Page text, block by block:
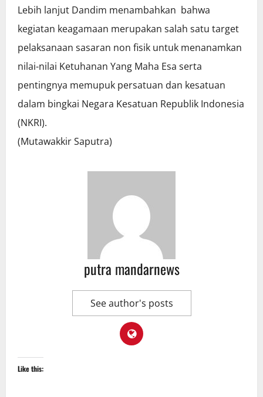
Lebih lanjut Dandim menambahkan bahwa
kegiatan keagamaan merupakan salah satu target
pelaksanaan sasaran non fisik untuk menanamkan
nilai-nilai Ketuhanan Yang Maha Esa serta
pentingnya memupuk persatuan dan kesatuan
dalam bingkai Negara Kesatuan Republik Indonesia
(NKRI).
(Mutawakkir Saputra)
putra mandarnews
See author's posts
Like this: